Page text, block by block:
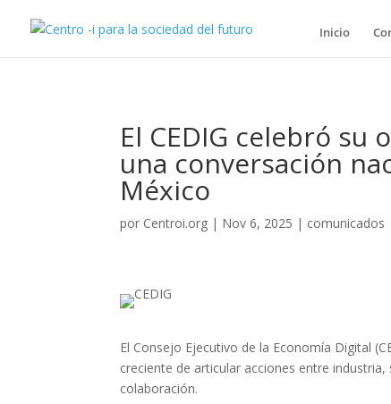
Inicio
El CEDIG celebró
una conversación
México
por Centroi.org | Nov 6, 2025 | comunicados
El Consejo Ejecutivo de la Economía Digital
creciente de articular acciones entre
colaboración.